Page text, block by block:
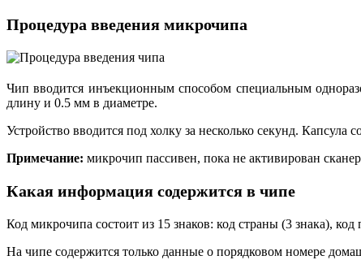
Процедура введения микрочипа
Чип вводится инъекционным способом специальным
длину и 0.5 мм в диаметре.
Устройство вводится под холку за несколько секунд.
Примечание: микрочип пассивен, пока не активирован
Какая информация содержится в чипе
Код микрочипа состоит из 15 знаков: код страны (3 знака),
На чипе содержится только данные о порядковом номере